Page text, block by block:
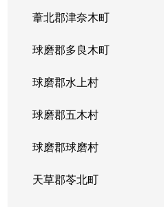
葦北郡津奈木町
球磨郡多良木町
球磨郡水上村
球磨郡五木村
球磨郡球磨村
天草郡苓北町